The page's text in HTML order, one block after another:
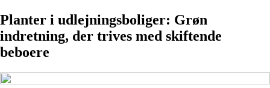
Planter i udlejningsboliger: Grøn
indretning, der trives med skiftende
beboere